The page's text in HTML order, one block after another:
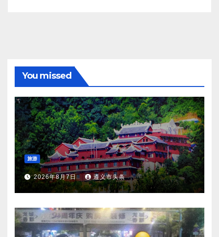
You missed
旅游
2026年8月7日 遵义市头条